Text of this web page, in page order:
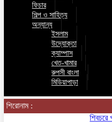
ফিচার
শিল্প ও সাহিত্য
অন্যান্য
ইসলাম
উদ্যোক্তা
ক্যাম্পাস
খেত-খামার
রুপসী বাংলা
মিডিয়াপাড়া
শিরোনাম :
শিবচরে